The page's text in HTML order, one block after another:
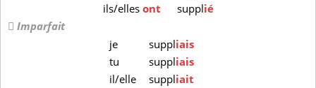
ils/elles ont supplié
Imparfait
je
suppliais
tu
suppliais
il/elle
suppliait